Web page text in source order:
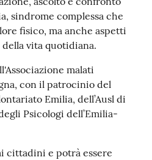
sindrome complessa che
fisico, ma anche aspetti
vita quotidiana.
malati
con il patrocinio del
Emilia, dell’Ausl di
Psicologi dell’Emilia-
cittadini e potrà essere